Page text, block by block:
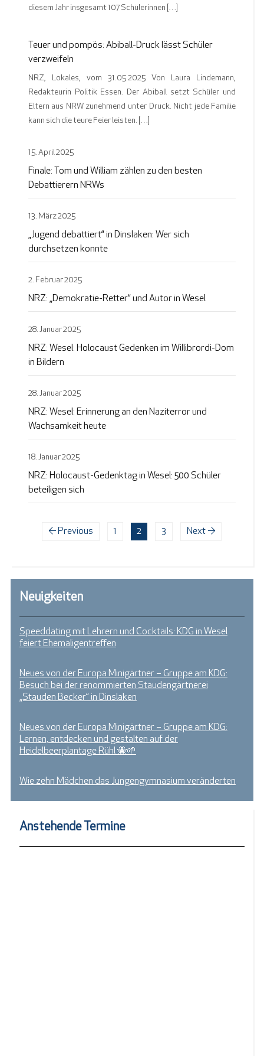
diesem Jahr insgesamt 107 Schülerinnen […]
Teuer und pompös: Abiball-Druck lässt Schüler
verzweifeln
NRZ, Lokales, vom 31.05.2025 Von Laura Lindemann,
Redakteurin Politik Essen. Der Abiball setzt Schüler und
Eltern aus NRW zunehmend unter Druck. Nicht jede Familie
kann sich die teure Feier leisten. […]
15. April 2025
Finale: Tom und William zählen zu den besten
Debattierern NRWs
13. März 2025
„Jugend debattiert“ in Dinslaken: Wer sich
durchsetzen konnte
2. Februar 2025
NRZ: „Demokratie-Retter“ und Autor in Wesel
28. Januar 2025
NRZ: Wesel: Holocaust Gedenken im Willibrordi-Dom
in Bildern
28. Januar 2025
NRZ: Wesel: Erinnerung an den Naziterror und
Wachsamkeit heute
18. Januar 2025
NRZ: Holocaust-Gedenktag in Wesel: 500 Schüler
beteiligen sich
← Previous 1 2 3 Next →
Neuigkeiten
Speeddating mit Lehrern und Cocktails: KDG in Wesel
feiert Ehemaligentreffen
Neues von der Europa Minigärtner – Gruppe am KDG:
Besuch bei der renommierten Staudengärtnerei
„Stauden Becker“ in Dinslaken
Neues von der Europa Minigärtner – Gruppe am KDG:
Lernen, entdecken und gestalten auf der
Heidelbeerplantage Rühl 🐝🌱
Wie zehn Mädchen das Jungengymnasium veränderten
Anstehende Termine